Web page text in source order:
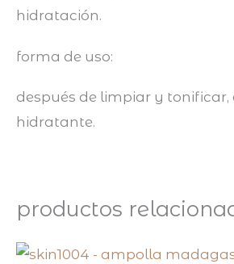
hidratación.
forma de uso:
después de limpiar y
hidratante.
productos